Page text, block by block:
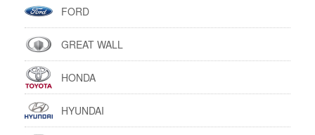
FORD
GREAT WALL
HONDA
HYUNDAI